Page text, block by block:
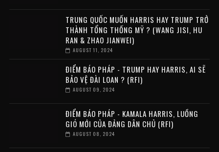
TRUNG QUỐC MUỐN HARRIS HAY TRUMP TRỞ
THÀNH TỔNG THỐNG MỸ ? (WANG JISI, HU
RAN & ZHAO JIANWEI)
AUGUST 11, 2024
ĐIỂM BÁO PHÁP - TRUMP HAY HARRIS, AI SẼ
BẢO VỆ ĐÀI LOAN ? (RFI)
AUGUST 09, 2024
ĐIỂM BÁO PHÁP - KAMALA HARRIS, LUỒNG
GIÓ MỚI CỦA ĐẢNG DÂN CHỦ (RFI)
AUGUST 08, 2024